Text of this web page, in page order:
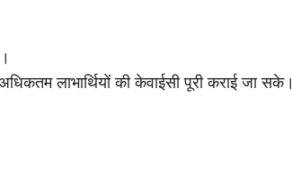
लाभार्थियों की केवाईसी पूरी कराई जा सके।